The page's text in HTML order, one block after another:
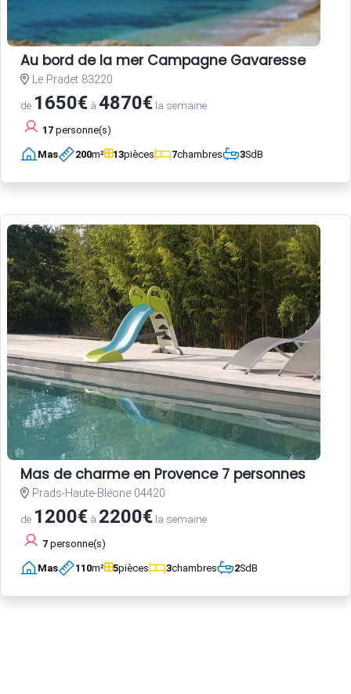
Au bord de la mer Campagne Gavaresse
Le Pradet 83220
de 1650€ à 4870€ la semaine
17 personne(s)
Mas 200m² 13pièces 7chambres 3SdB
Mas de charme en Provence 7 personnes
Prads-Haute-Bléone 04420
de 1200€ à 2200€ la semaine
7 personne(s)
Mas 110m² 5pièces 3chambres 2SdB